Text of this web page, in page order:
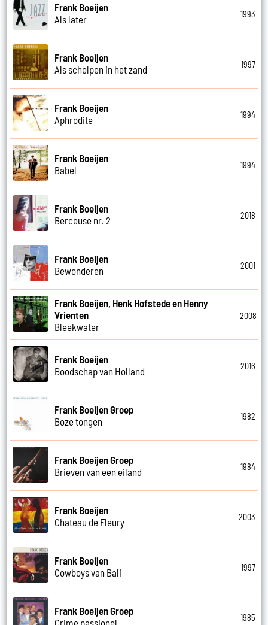
Frank Boeijen
Als later
1993
Frank Boeijen
Als schelpen in het zand
1997
Frank Boeijen
Aphrodite
1994
Frank Boeijen
Babel
1994
Frank Boeijen
Berceuse nr. 2
2018
Frank Boeijen
Bewonderen
2001
Frank Boeijen, Henk Hofstede en Henny
Vrienten
Bleekwater
2008
Frank Boeijen
Boodschap van Holland
2016
Frank Boeijen Groep
Boze tongen
1982
Frank Boeijen Groep
Brieven van een eiland
1984
Frank Boeijen
Chateau de Fleury
2003
Frank Boeijen
Cowboys van Bali
1997
Frank Boeijen Groep
Crime passionel
1985